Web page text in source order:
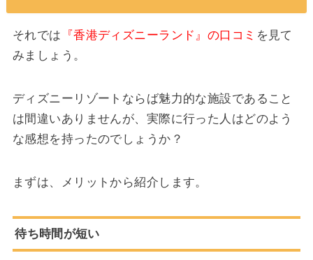
それでは 『香港ディズニーランド』の口コミ を見て
みましょう。
ディズニーリゾートならば魅力的な施設であること
は間違いありませんが、実際に行った人はどのよう
な感想を持ったのでしょうか？
まずは、メリットから紹介します。
待ち時間が短い